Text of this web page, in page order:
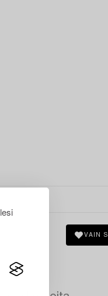
VAIN